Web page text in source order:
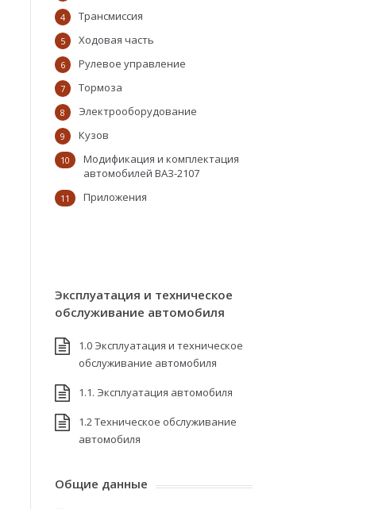
4 Трансмиссия
5 Ходовая часть
6 Рулевое управление
7 Тормоза
8 Электрооборудование
9 Кузов
10
Модификация и комплектация
автомобилей ВАЗ-2107
11 Приложения
Эксплуатация и техническое
обслуживание автомобиля
1.0 Эксплуатация и техническое
обслуживание автомобиля
1.1. Эксплуатация автомобиля
1.2 Техническое обслуживание
автомобиля
Общие данные